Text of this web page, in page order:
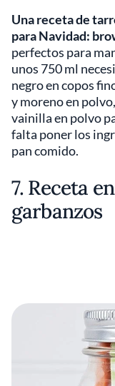
Una receta de
para Navidad:
perfectos para
unos 750 ml
negro en copos
y moreno en
vainilla en polvo
falta poner los
pan comido.
7. Receta
garbanzos